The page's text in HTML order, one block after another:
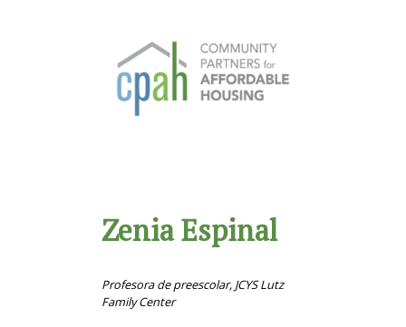
Zenia Espinal
Profesora de preescolar, JCYS Lutz
Family Center